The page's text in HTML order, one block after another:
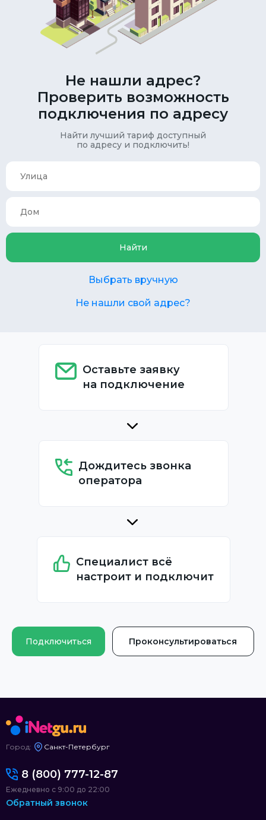
Не нашли адрес?
Проверить возможность
подключения по адресу
Найти лучший тариф доступный
по адресу и подключить!
Найти
Выбрать вручную
Не нашли свой адрес?
Оставьте заявку
на подключение
Дождитесь звонка
оператора
Специалист всё
настроит и подключит
Подключиться Проконсультироваться
Город: Санкт-Петербург
8 (800) 777-12-87
Ежедневно с 9:00 до 22:00
Обратный звонок